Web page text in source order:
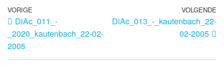
VORIGE
DiAc_011_-
_2020_kautenbach_22-02-
2005
VOLGENDE
DiAc_013_-_kautenbach_22-
02-2005